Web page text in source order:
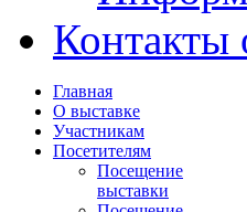
Контакты
Главная
О выставке
Участникам
Посетителям
Посещение
выставки